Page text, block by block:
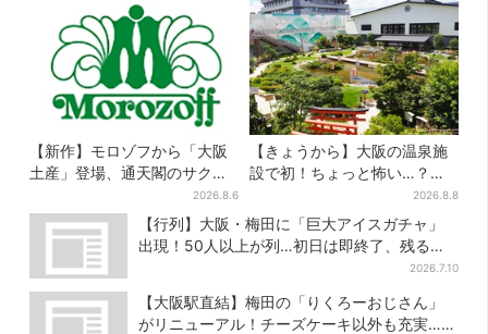
【新作】モロゾフから「大阪
土産」登場、通天閣のサクサ
クスイーツ 6カ所で順次発売
2026.8.6
【きょうから】大阪の温泉施
設で初！ちょっと怖い…？体
験型イベント、限定グルメ＆
盆踊りも
2026.8.8
【行列】大阪・梅田に「巨大アイスガチャ」
出現！50人以上が列…初日は即終了、残る開
2026.7.10
【大阪駅直結】梅田の「りくろーおじさん」
がリニューアル！チーズケーキ以外も充実…並